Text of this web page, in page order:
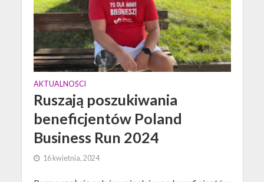
AKTUALNOŚCI
Ruszają poszukiwania
beneficjentów Poland
Business Run 2024
16 kwietnia, 2024